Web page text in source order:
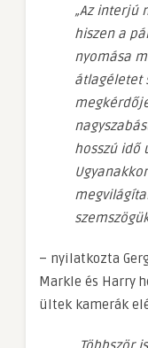
„Az interjú
hiszen a
nyomása
átlagéletet
hosszú idő
– nyilatkozta
Markle és Harry
ültek kamerák